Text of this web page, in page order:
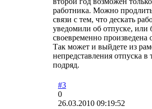
работника. Можно
связи с тем, что дескать
уведомили об отпуске, или
своевременно произведена
Так может и выйдете из
непредставления отпуска в
подряд.
#3
0
26.03.2010 09:19:52